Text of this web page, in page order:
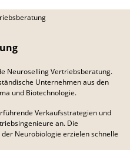
Neuroselling Vertriebsberatung.
Unternehmen aus den
und Biotechnologie.
Verkaufsstrategien und
an. Die
Neurobiologie erzielen schnelle